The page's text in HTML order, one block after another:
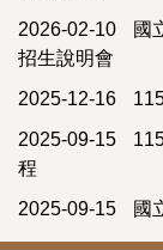
2026-02-10
國
招生說明會
2025-12-16
2025-09-15
程
2025-09-15
國